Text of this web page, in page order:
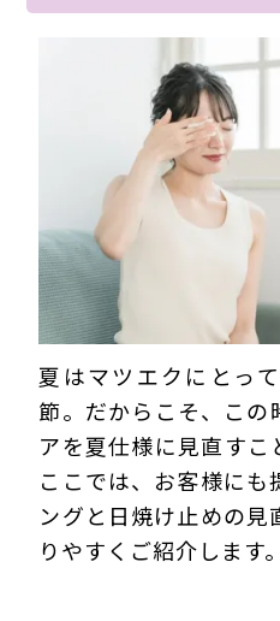
夏はマツエクにとっ
節。だからこそ、この
アを夏仕様に見直すこ
ここでは、お客様に
ングと日焼け止めの
りやすくご紹介します。